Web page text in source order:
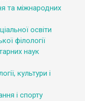
та міжнародних
освіти
філології
наук
культури і
і спорту